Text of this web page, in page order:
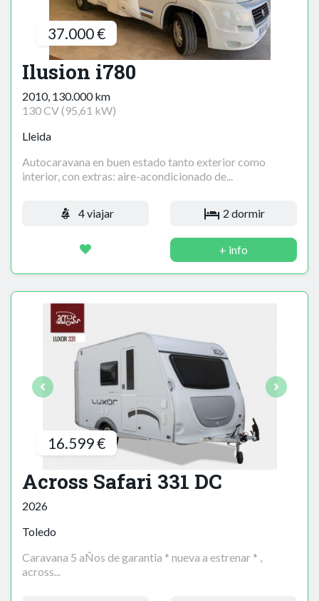
37.000 €
Ilusion i780
2010, 130.000 km
130 CV (95,61 kW)
Lleida
Autocaravana en buen estado tanto exterior como
interior, con extras: aire-acondicionado de...
4 viajar 2 dormir
+ info
16.599 €
Across Safari 331 DC
2026
Toledo
Caravana 5 aÑos de garantia * nueva a estrenar * ,
across...